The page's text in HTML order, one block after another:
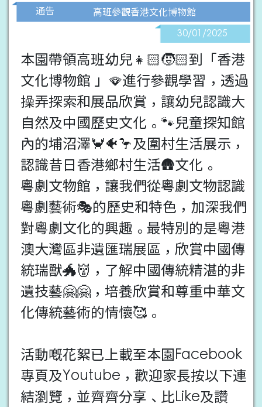
通告
高班參觀香港文化博物館
30/01/2025
本園帶領高班幼兒👧🏻🧒🏻到「香港
文化博物館 」🪭進行參觀學習，透過
操弄探索和展品欣賞，讓幼兒認識大
自然及中國歷史文化。🐾兒童探知館
內的埔沼澤🦀🐠🦩及圍村生活展示，
認識昔日香港鄉村生活🛖文化。
粵劇文物館，讓我們從粵劇文物認識
粵劇藝術🎭的歷史和特色，加深我們
對粵劇文化的興趣。最特別的是粵港
澳大灣區非遺匯瑞展區，欣賞中國傳
統瑞獸🐲👹，了解中國傳統精湛的非
遺技藝🤗🤗，培養欣賞和尊重中華文
化傳統藝術的情懷🥰。
活動嘅花絮已上載至本園Facebook
專頁及Youtube，歡迎家長按以下連
結瀏覽，並齊齊分享、比Like及讚